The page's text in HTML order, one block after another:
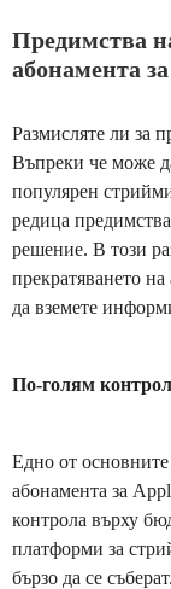
Предимства
абонамента
Размисляте ли за
Въпреки че може
популярен
редица
решение. В този
прекратяването
да вземете
По-голям
Едно от
абонамента за
контрола върху
платформи за
бързо да се